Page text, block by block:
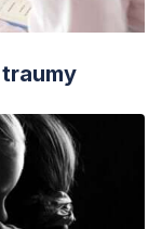
Psychology of